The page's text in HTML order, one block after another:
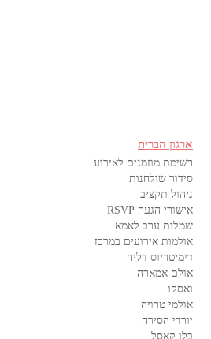
ארגון הברית
רשימת מוזמנים לאירוע
סידור שולחנות
ניהול תקציב
אישורי הגעה RSVP
שמלות ערב לאמא
אולמות אירועים במרכז
דימיטריוס דליה
אולם אמארה
ואסקו
אולמי טרויה
יורדי הסירה
בלו קאסל